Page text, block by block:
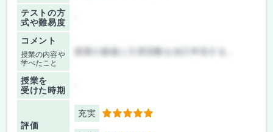
テストの方
式や難易度
コメント
授業の内容や
学べたこと
授業の最後に欠席回数を自己申告する。
授業を
受けた時期
評価
充実 5